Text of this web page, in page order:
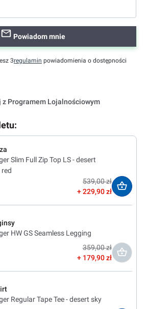
Powiadom mnie
3regulamin powiadomienia o dostępności
z Programem Lojalnościowym
Slim Full Zip Top LS - desert
539,00 zł
229,90 zł
HW GS Seamless Legging
359,00 zł
179,90 zł
Regular Tape Tee - desert sky